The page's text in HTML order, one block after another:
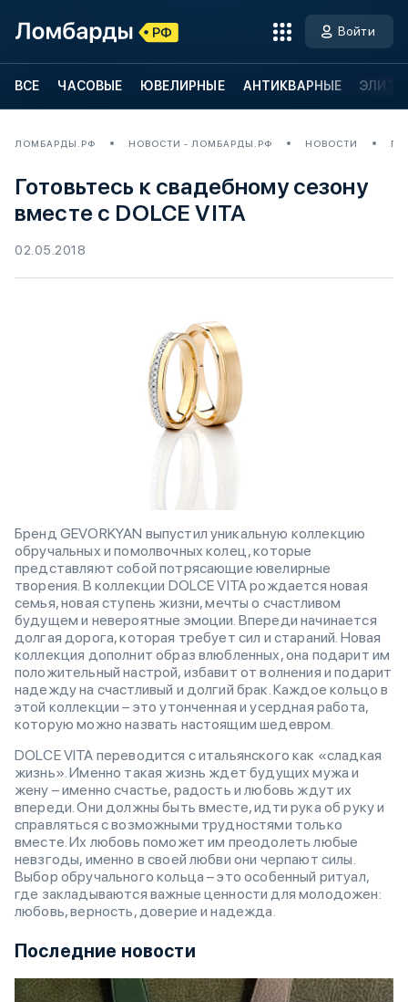
Войти
ВСЕ ЧАСОВЫЕ ЮВЕЛИРНЫЕ АНТИКВАРНЫЕ
ЛОМБАРДЫ.РФ НОВОСТИ - ЛОМБАРДЫ.РФ НОВОСТИ
Готовьтесь к свадебному сезону
вместе с DOLCE VITA
02.05.2018
Бренд GEVORKYAN выпустил уникальную коллекцию
обручальных и помолвочных колец, которые
представляют собой потрясающие ювелирные
творения. В коллекции DOLCE VITA рождается новая
семья, новая ступень жизни, мечты о счастливом
будущем и невероятные эмоции. Впереди начинается
долгая дорога, которая требует сил и стараний. Новая
коллекция дополнит образ влюбленных, она подарит им
положительный настрой, избавит от волнения и подарит
надежду на счастливый и долгий брак. Каждое кольцо в
этой коллекции – это утонченная и усердная работа,
которую можно назвать настоящим шедевром.
DOLCE VITA переводится с итальянского как «сладкая
жизнь». Именно такая жизнь ждет будущих мужа и
жену – именно счастье, радость и любовь ждут их
впереди. Они должны быть вместе, идти рука об руку и
справляться с возможными трудностями только
вместе. Их любовь поможет им преодолеть любые
невзгоды, именно в своей любви они черпают силы.
Выбор обручального кольца – это особенный ритуал,
где закладываются важные ценности для молодожен:
любовь, верность, доверие и надежда.
Последние новости